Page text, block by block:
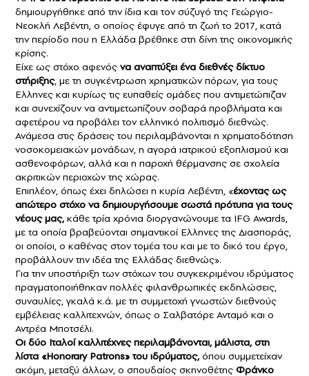
δημιουργήθηκε από την ίδια και τον σύζυγό της Γεώργιο-
Νεοκλή Λεβέντη, ο οποίος έφυγε από τη ζωή το 2017, κατά
την περίοδο που η Ελλάδα βρέθηκε στη δίνη της οικονομικής
κρίσης.
Είχε ως στόχο αφενός να αναπτύξει ένα διεθνές δίκτυο
στήριξης, με τη συγκέντρωση χρηματικών πόρων, για τους
Ελληνες και κυρίως τις ευπαθείς ομάδες που αντιμετώπιζαν
και συνεχίζουν να αντιμετωπίζουν σοβαρά προβλήματα και
αφετέρου να προβάλει τον ελληνικό πολιτισμό διεθνώς.
Ανάμεσα στις δράσεις του περιλαμβάνονται η χρηματοδότηση
νοσοκομειακών μονάδων, η αγορά ιατρικού εξοπλισμού και
ασθενοφόρων, αλλά και η παροχή θέρμανσης σε σχολεία
ακριτικών περιοχών της χώρας.
Επιπλέον, όπως έχει δηλώσει η κυρία Λεβέντη, «έχοντας ως
απώτερο στόχο να δημιουργήσουμε σωστά πρότυπα για τους
νέους μας,κάθε τρία χρόνια διοργανώνουμε τα IFG Awards,
με τα οποία βραβεύονται σημαντικοί Ελληνες της Διασποράς,
οι οποίοι, ο καθένας στον τομέα του και με το δικό του έργο,
προβάλλουν την ιδέα της Ελλάδας διεθνώς».
Για την υποστήριξη των στόχων του συγκεκριμένου ιδρύματος
πραγματοποιήθηκαν πολλές φιλανθρωπικές εκδηλώσεις,
συναυλίες, γκαλά κ.ά. με τη συμμετοχή γνωστών διεθνούς
εμβέλειας καλλιτεχνών, όπως ο Σαλβατόρε Ανταμό και ο
Αντρέα Μποτσέλι.
Οι δύο Ιταλοί καλλιτέχνες περιλαμβάνονται, μάλιστα, στη
λίστα «Honorary Patrons» του ιδρύματος,όπου συμμετείχαν
ακόμη, μεταξύ άλλων, ο σπουδαίος σκηνοθέτης Φράνκο